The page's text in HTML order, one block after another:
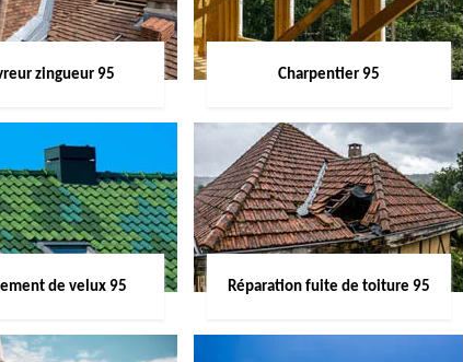
zingueur 95 Charpentier 95
de velux 95 Réparation fuite de toiture 95